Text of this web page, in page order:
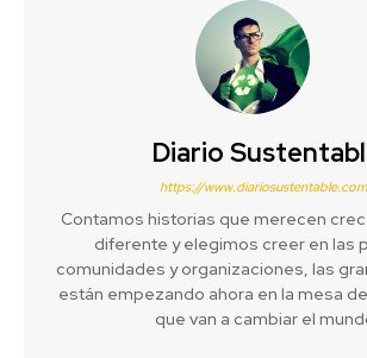
Diario
https://
Contamos historias que merecen
diferente y elegimos creer en las
comunidades y organizaciones, las
están empezando ahora en la mesa
que van a cambiar el